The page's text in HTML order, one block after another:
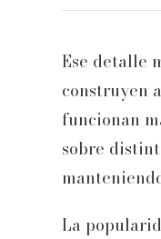
Ese detalle
construyen
funcionan
sobre
La